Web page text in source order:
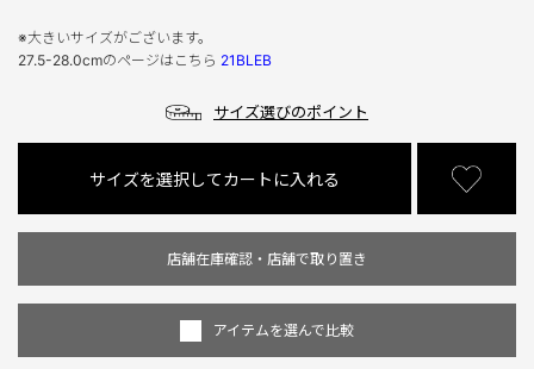
※大きいサイズがございます。
27.5-28.0cmのページはこちら 21BLEB
サイズ選びのポイント
サイズを選択してカートに入れる
店舗在庫確認・店舗で取り置き
アイテムを選んで比較